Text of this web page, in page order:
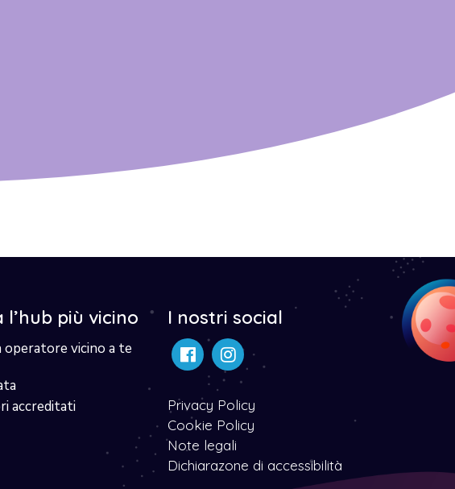
più vicino
vicino a te
accreditati
I nostri social
Privacy Policy
Cookie Policy
Note legali
Dichiarazone di accessibilità